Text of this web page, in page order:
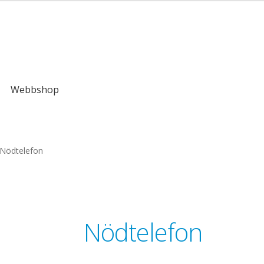
Webbshop
Nödtelefon